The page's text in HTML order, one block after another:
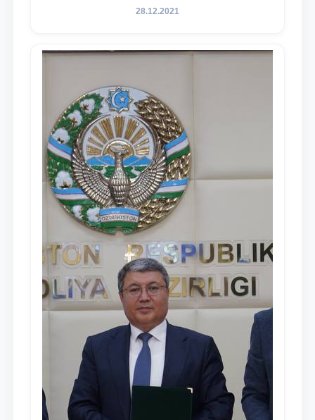
belgilangan vazifalar mazmun-mohiyatini
dayjesti
28.12.2021